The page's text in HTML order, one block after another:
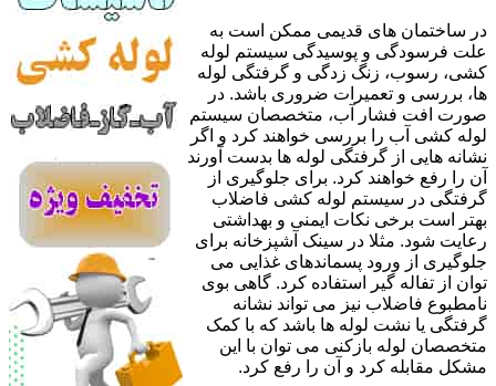
در ساختمان های قدیمی ممکن است به
علت فرسودگی و پوسیدگی سیستم لوله
کشی، رسوب، زنگ زدگی و گرفتگی لوله
ها، بررسی و تعمیرات ضروری باشد. در
صورت افت فشار آب، متخصصان سیستم
لوله کشی آب را بررسی خواهند کرد و اگر
نشانه هایی از گرفتگی لوله ها بدست آورند
آن را رفع خواهند کرد. برای جلوگیری از
گرفتگی در سیستم لوله کشی فاضلاب
بهتر است برخی نکات ایمنی و بهداشتی
رعایت شود. مثلا در سینک آشپزخانه برای
جلوگیری از ورود پسماندهای غذایی می
توان از تفاله گیر استفاده کرد. گاهی بوی
نامطبوع فاضلاب نیز می تواند نشانه
گرفتگی یا نشت لوله ها باشد که با کمک
متخصصان لوله بازکنی می توان با این
مشکل مقابله کرد و آن را رفع کرد.